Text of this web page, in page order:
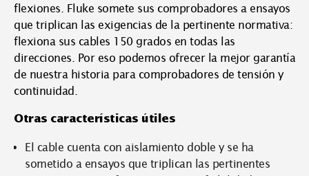
flexiones. Fluke somete sus comprobadores a ensayos
que triplican las exigencias de la pertinente normativa:
flexiona sus cables 150 grados en todas las
direcciones. Por eso podemos ofrecer la mejor garantía
de nuestra historia para comprobadores de tensión y
continuidad.
Otras características útiles
El cable cuenta con aislamiento doble y se ha
sometido a ensayos que triplican las pertinentes